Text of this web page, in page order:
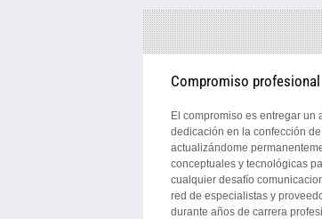
Compromiso profesional
El compromiso es entregar un
dedicación en la confección de
actualizándome
conceptuales y tecnológicas
cualquier desafío
red de especialistas y
durante años de carrera